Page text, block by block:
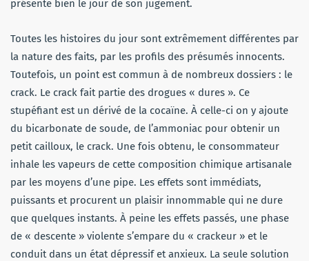
présente bien le jour de son jugement.
Toutes les histoires du jour sont extrêmement différentes par
la nature des faits, par les profils des présumés innocents.
Toutefois, un point est commun à de nombreux dossiers : le
crack. Le crack fait partie des drogues « dures ». Ce
stupéfiant est un dérivé de la cocaïne. À celle-ci on y ajoute
du bicarbonate de soude, de l’ammoniac pour obtenir un
petit cailloux, le crack. Une fois obtenu, le consommateur
inhale les vapeurs de cette composition chimique artisanale
par les moyens d’une pipe. Les effets sont immédiats,
puissants et procurent un plaisir innommable qui ne dure
que quelques instants. À peine les effets passés, une phase
de « descente » violente s’empare du « crackeur » et le
conduit dans un état dépressif et anxieux. La seule solution